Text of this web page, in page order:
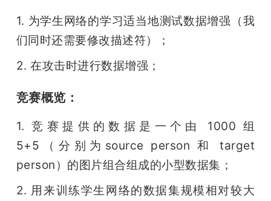
1. 为学生网络的学习适当地测试数据增强（我
们同时还需要修改描述符）；
2. 在攻击时进行数据增强；
竞赛概览：
1. 竞赛提供的数据是一个由 1000 组
5+5（分别为source person 和 target
person）的图片组合组成的小型数据集；
2. 用来训练学生网络的数据集规模相对较大